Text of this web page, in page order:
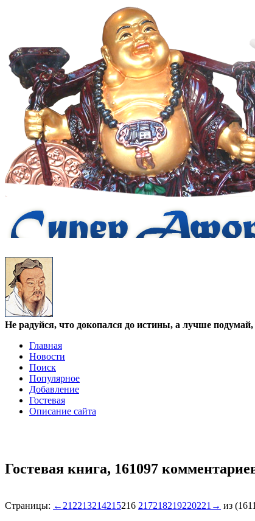
Не радуйся, что докопался до истины, а лучше
Главная
Новости
Поиск
Популярное
Добавление
Гостевая
Описание сайта
Гостевая книга, 161097
Страницы: ← 212213214215216 217218219220221 → из